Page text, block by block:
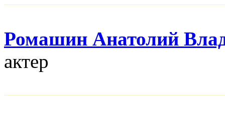
Ромашин Анатолий
актер